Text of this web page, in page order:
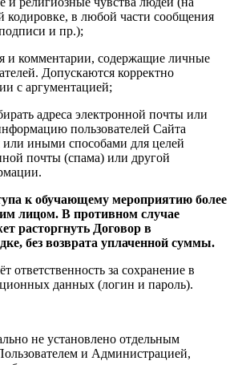
в любой части сообщения
и пр.);
и комментарии, содержащие личные
Допускаются корректно
с аргументацией;
адреса электронной почты или
пользователей Сайта
иными способами для целей
почты (спама) или другой
к обучающему мероприятию более
лицом. В противном случае
расторгнуть Договор в
без возврата уплаченной суммы.
ответственность за сохранение в
данных (логин и пароль).
не установлено отдельным
и Администрацией,